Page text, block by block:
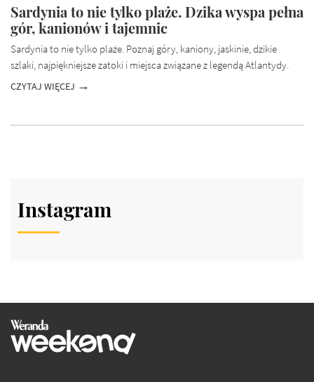
Sardynia to nie tylko plaże. Dzika wyspa pełna
gór, kanionów i tajemnic
Sardynia to nie tylko plaże. Poznaj góry, kaniony, jaskinie, dzikie
szlaki, najpiękniejsze zatoki i miejsca związane z legendą Atlantydy.
CZYTAJ WIĘCEJ
Instagram